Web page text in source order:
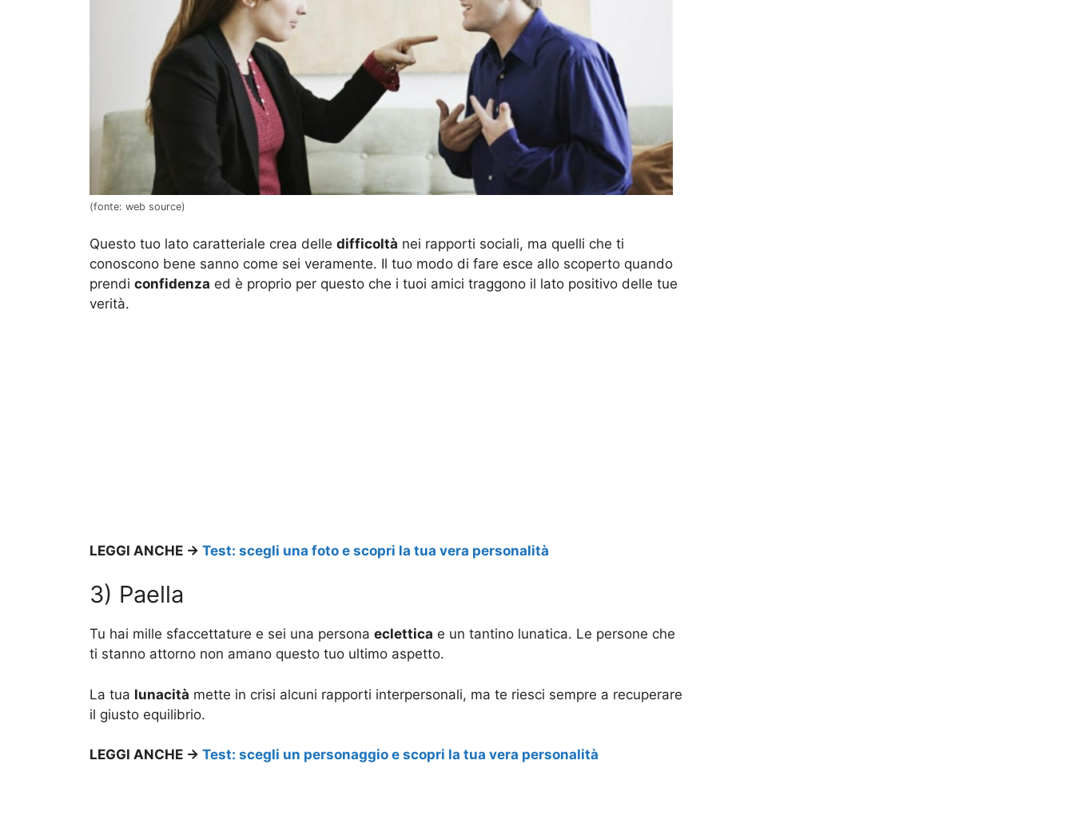
(fonte: web source)
Questo tuo lato caratteriale crea delle difficoltà nei rapporti sociali, ma quelli che ti
conoscono bene sanno come sei veramente. Il tuo modo di fare esce allo scoperto quando
prendi confidenza ed è proprio per questo che i tuoi amici traggono il lato positivo delle tue
verità.
LEGGI ANCHE -> Test: scegli una foto e scopri la tua vera personalità
3) Paella
Tu hai mille sfaccettature e sei una persona eclettica e un tantino lunatica. Le persone che
ti stanno attorno non amano questo tuo ultimo aspetto.
La tua lunacità mette in crisi alcuni rapporti interpersonali, ma te riesci sempre a recuperare
il giusto equilibrio.
LEGGI ANCHE -> Test: scegli un personaggio e scopri la tua vera personalità